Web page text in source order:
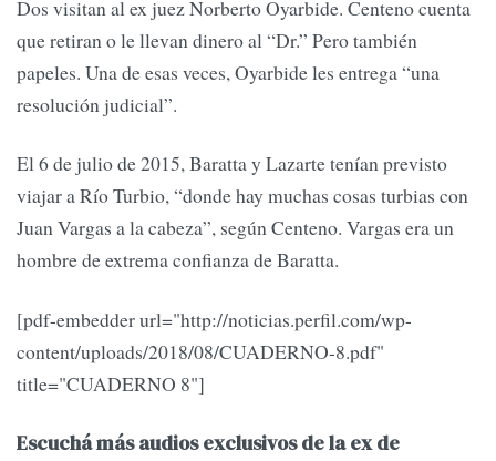
Dos visitan al ex juez Norberto Oyarbide. Centeno cuenta
que retiran o le llevan dinero al “Dr.” Pero también
papeles. Una de esas veces, Oyarbide les entrega “una
resolución judicial”.
El 6 de julio de 2015, Baratta y Lazarte tenían previsto
viajar a Río Turbio, “donde hay muchas cosas turbias con
Juan Vargas a la cabeza”, según Centeno. Vargas era un
hombre de extrema confianza de Baratta.
[pdf-embedder url="http://noticias.perfil.com/wp-
content/uploads/2018/08/CUADERNO-8.pdf"
title="CUADERNO 8"]
Escuchá más audios exclusivos de la ex de